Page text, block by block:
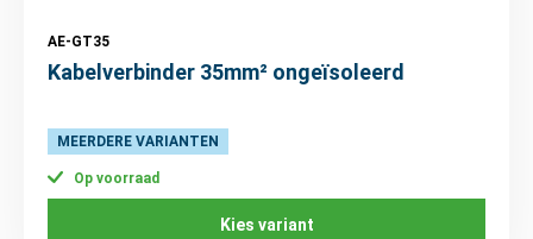
AE-GT35
Kabelverbinder 35mm² ongeïsoleerd
MEERDERE VARIANTEN
Op voorraad
Kies variant